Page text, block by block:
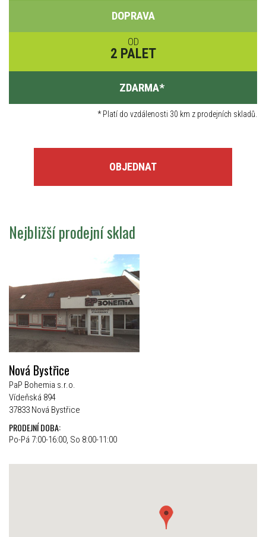
DOPRAVA
OD
2 PALET
ZDARMA*
*Platí do vzdálenosti 30 km z prodejních skladů.
OBJEDNAT
Nejbližší prodejní sklad
Nová Bystřice
PaP Bohemia s.r.o.
Vídeňská 894
37833 Nová Bystřice
PRODEJNÍ DOBA:
Po-Pá 7:00-16:00, So 8:00-11:00